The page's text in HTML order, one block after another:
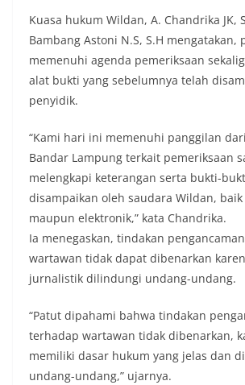
Kuasa hukum Wildan, A. Chandrika JK,
Bambang Astoni N.S, S.H mengatakan,
memenuhi agenda pemeriksaan
alat bukti yang sebelumnya telah
penyidik.
“Kami hari ini memenuhi panggilan
Bandar Lampung terkait pemeriksaan
melengkapi keterangan serta bukti-
disampaikan oleh saudara Wildan, baik
maupun elektronik,” kata Chandrika.
Ia menegaskan, tindakan
wartawan tidak dapat dibenarkan
jurnalistik dilindungi undang-undang.
“Patut dipahami bahwa tindakan
terhadap wartawan tidak dibenarkan,
memiliki dasar hukum yang jelas dan
undang-undang,” ujarnya.